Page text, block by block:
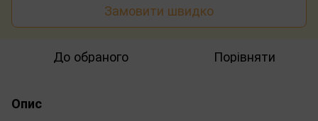
Замовити швидко
До обраного Порівняти
Опис